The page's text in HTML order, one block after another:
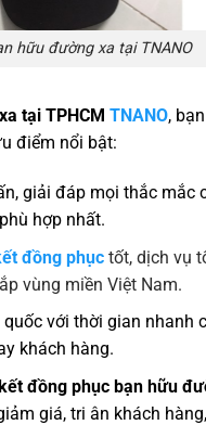
hữu đường xa tại TNANO
tại TPHCM TNANO,
điểm nổi bật:
giải đáp mọi thắc mắc
hợp nhất.
đồng phục tốt, dịch vụ
vùng miền Việt Nam.
với thời gian nhanh
khách hàng.
đồng phục bạn hữu
giá, tri ân khách